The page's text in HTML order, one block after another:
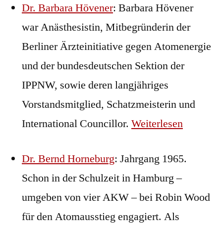
Dr. Barbara Hövener: Barbara Hövener
war Anästhesistin, Mitbegründerin der
Berliner Ärzteinitiative gegen Atomenergie
und der bundesdeutschen Sektion der
IPPNW, sowie deren langjähriges
Vorstandsmitglied, Schatzmeisterin und
International Councillor. Weiterlesen
Dr. Bernd Horneburg: Jahrgang 1965.
Schon in der Schulzeit in Hamburg –
umgeben von vier AKW – bei Robin Wood
für den Atomausstieg engagiert. Als